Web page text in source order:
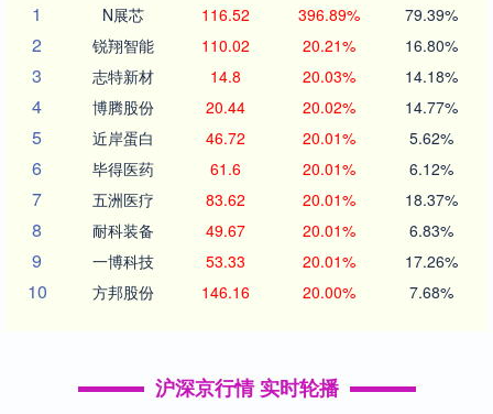
1
N展芯 116.52 396.89% 79.39%
2 锐翔智能 110.02 20.21% 16.80%
3 志特新材 14.8 20.03% 14.18%
4 博腾股份 20.44 20.02% 14.77%
5 近岸蛋白 46.72 20.01% 5.62%
6 毕得医药 61.6 20.01% 6.12%
7 五洲医疗 83.62 20.01% 18.37%
8 耐科装备 49.67 20.01% 6.83%
9 一博科技 53.33 20.01% 17.26%
10 方邦股份 146.16 20.00% 7.68%
沪深京行情 实时轮播